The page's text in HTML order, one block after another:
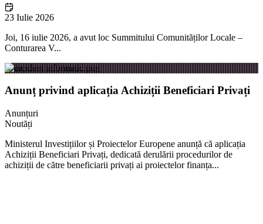
23 Iulie 2026
Joi, 16 iulie 2026, a avut loc Summitului Comunităților Locale –
Conturarea V...
Anunț privind aplicația Achiziții Beneficiari Privați
Anunțuri
Noutăți
Ministerul Investițiilor și Proiectelor Europene anunță că aplicația
Achiziții Beneficiari Privați, dedicată derulării procedurilor de
achiziții de către beneficiarii privați ai proiectelor finanța...